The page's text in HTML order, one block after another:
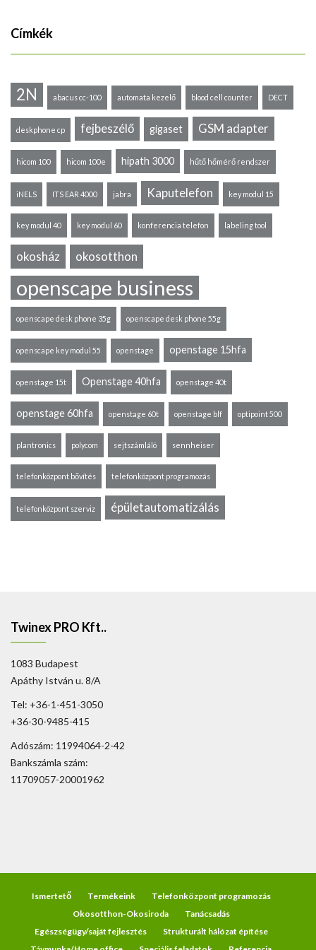
Címkék
2N abacus cc-100 automata kezelő blood cell counter DECT
deskphone cp fejbeszélő gigaset GSM adapter
hicom 100 hicom 100e hipath 3000 hűtő hőmérő rendszer
iNELS ITS EAR 4000 jabra Kaputelefon key modul 15
key modul 40 key modul 60 konferencia telefon labeling tool
okosház okosotthon
openscape business
openscape desk phone 35g openscape desk phone 55g
openscape key modul 55 openstage openstage 15hfa
openstage 15t Openstage 40hfa openstage 40t
openstage 60hfa openstage 60t openstage blf optipoint 500
plantronics polycom sejtszámláló sennheiser
telefonközpont bővítés telefonközpont programozás
telefonközpont szerviz épületautomatizálás
Twinex PRO Kft..
1083 Budapest
Apáthy István u. 8/A
Tel: +36-1-451-3050
+36-30-9485-415
Adószám: 11994064-2-42
Bankszámla szám:
11709057-20001962
Ismertető Termékeink
Telefonközpont programozás
Okosotthon-Okosiroda
Tanácsadás
Egészségügy/saját fejlesztés
Strukturált hálózat építése